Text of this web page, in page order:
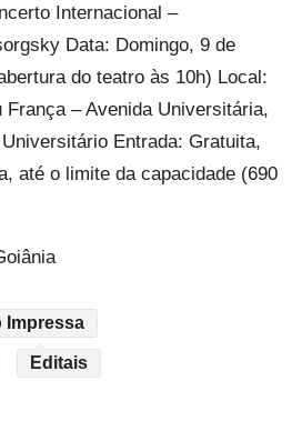
Internacional –
Data: Domingo, 9 de
do teatro às 10h) Local:
França – Avenida Universitária,
Entrada: Gratuita,
até o limite da capacidade (690
Impressa
Editais